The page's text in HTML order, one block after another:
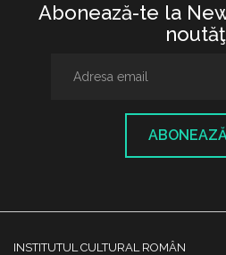
Abonează-te la
INSTITUTUL CULTURAL ROMÂN